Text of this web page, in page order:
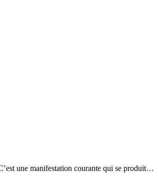
une manifestation courante qui se produit…